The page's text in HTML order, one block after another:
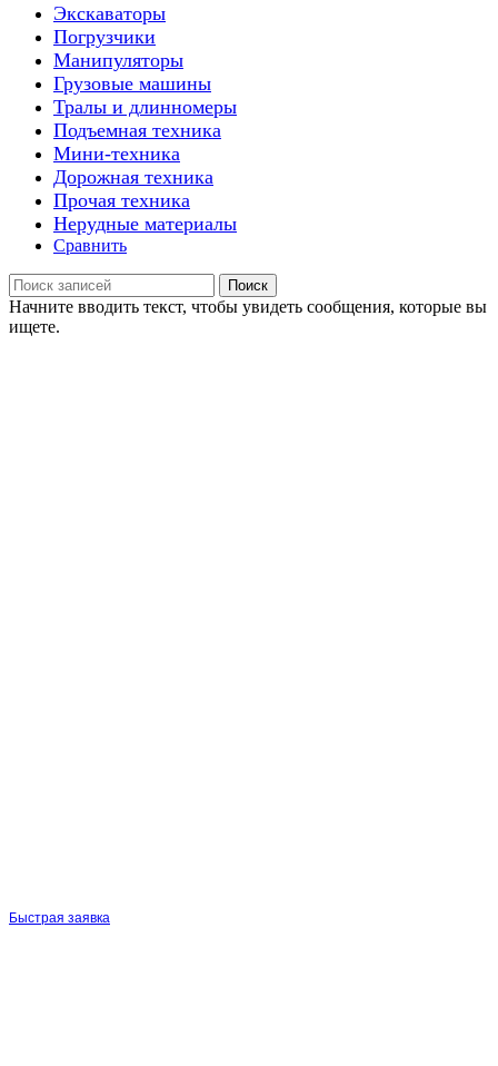
Экскаваторы
Погрузчики
Манипуляторы
Грузовые машины
Тралы и длинномеры
Подъемная техника
Мини-техника
Дорожная техника
Прочая техника
Нерудные материалы
Сравнить
Поиск
Начните вводить текст, чтобы увидеть сообщения, которые вы
ищете.
Быстрая заявка